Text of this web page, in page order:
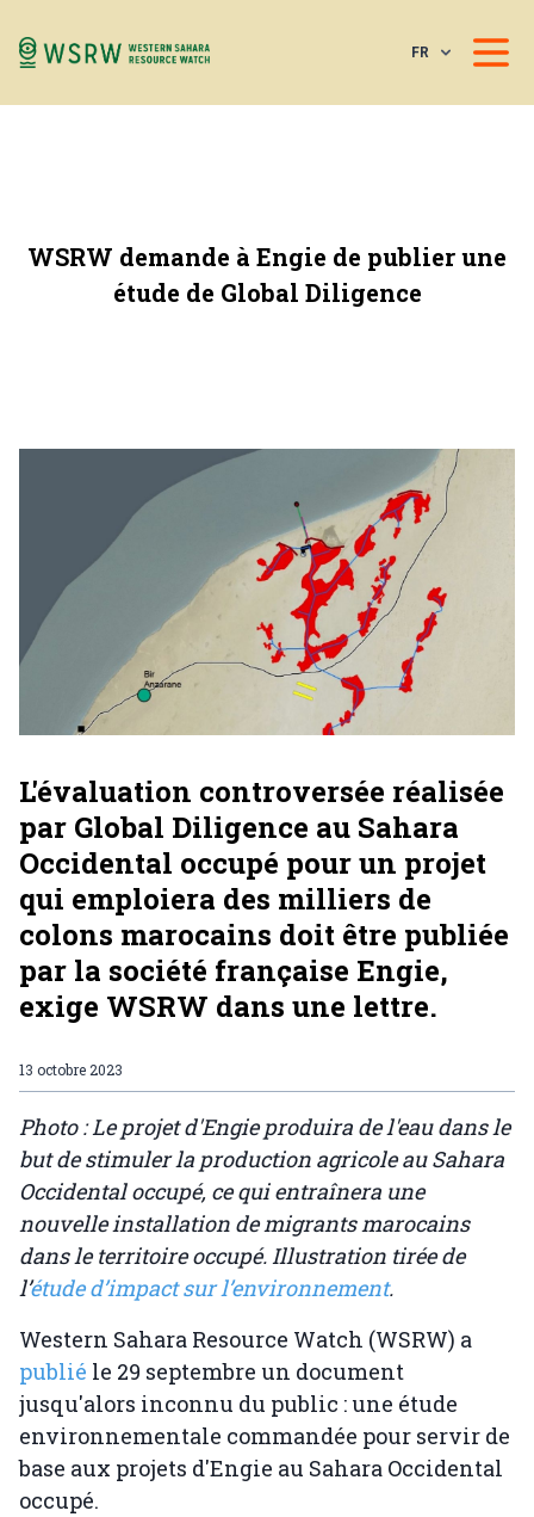
FR
WSRW demande à Engie de publier une
étude de Global Diligence
L'évaluation controversée réalisée
par Global Diligence au Sahara
Occidental occupé pour un projet
qui emploiera des milliers de
colons marocains doit être publiée
par la société française Engie,
exige WSRW dans une lettre.
13 octobre 2023
Photo : Le projet d'Engie produira de l'eau dans le
but de stimuler la production agricole au Sahara
Occidental occupé, ce qui entraînera une
nouvelle installation de migrants marocains
dans le territoire occupé. Illustration tirée de
l’étude d’impact sur l’environnement.
Western Sahara Resource Watch (WSRW) a
publié le 29 septembre un document
jusqu'alors inconnu du public : une étude
environnementale commandée pour servir de
base aux projets d'Engie au Sahara Occidental
occupé.